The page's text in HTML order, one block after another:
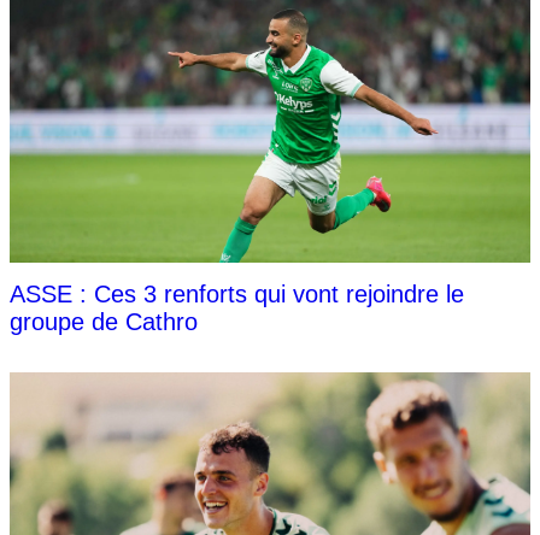
ASSE : Ces 3 renforts qui vont rejoindre le
groupe de Cathro